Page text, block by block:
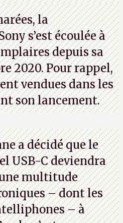
la
s’est écoulée à
depuis sa
2020. Pour rappel,
vendues dans les
son lancement.
a décidé que le
USB-C deviendra
multitude
– dont les
– à